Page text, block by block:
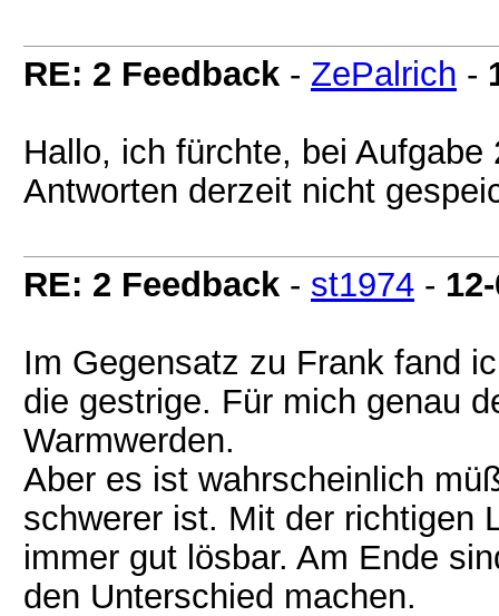
RE: 2 Feedback - ZePalrich -
Hallo, ich fürchte, bei
Antworten derzeit nicht
RE: 2 Feedback - st1974 -
Im Gegensatz zu Frank fand
die gestrige. Für mich genau
Warmwerden.
Aber es ist wahrscheinlich
schwerer ist. Mit der richtigen
immer gut lösbar. Am Ende
den Unterschied machen.